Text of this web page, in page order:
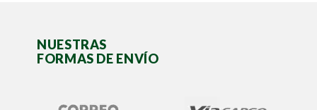
NUESTRAS
FORMAS DE ENVÍO